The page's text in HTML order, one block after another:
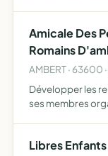
Amicale Des
Romains
AMBERT ·
Développer les
ses membres
Libres